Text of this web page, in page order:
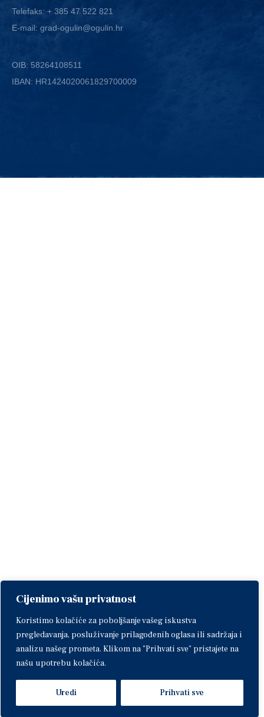
Cijenimo vašu privatnost
Koristimo kolačiće za poboljšanje vašeg iskustva
pregledavanja, posluživanje prilagođenih oglasa ili sadržaja i
analizu našeg prometa. Klikom na "Prihvati sve" pristajete na
našu upotrebu kolačića.
Uredi Prihvati sve
Telefaks: + 385 47 522 821
E-mail: grad-ogulin@ogulin.hr
OIB: 58264108511
IBAN: HR1424020061829700009